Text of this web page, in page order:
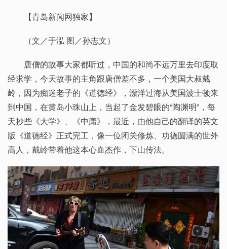
【青岛新闻网独家】
（文／于泓 图／孙志文）
唐僧的故事大家都听过，中国的和尚不远万里去印度取
经求学，今天故事的主角跟唐僧差不多，一个美国大叔戴
岭，因为痴迷老子的《道德经》，漂洋过海从美国波士顿来
到中国，在黄岛小珠山上，当起了金发碧眼的“陶渊明”，每
天抄些《大学》、《中庸》，最近，由他自己的翻译的英文
版《道德经》正式完工，像一位闭关修炼、功德圆满的世外
高人，戴岭带着他这本心血杰作，下山传法。